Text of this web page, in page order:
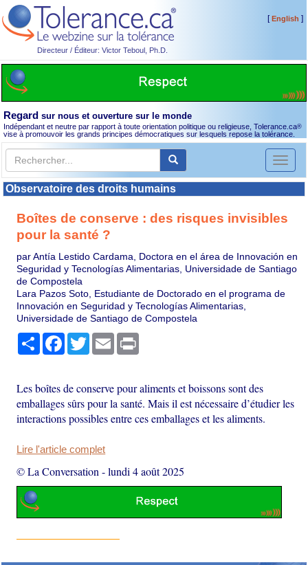
Directeur / Éditeur: Victor Teboul, Ph.D.
[English ]
Regard sur nous et ouverture sur le monde
Indépendant et neutre par rapport à toute orientation politique ou religieuse, Tolerance.ca®
vise à promouvoir les grands principes démocratiques sur lesquels repose la tolérance.
Toggle
Observatoire des droits humains
Boîtes de conserve : des risques invisibles
pour la santé ?
par Antía Lestido Cardama, Doctora en el área de Innovación en
Seguridad y Tecnologías Alimentarias, Universidade de Santiago
de Compostela
Lara Pazos Soto, Estudiante de Doctorado en el programa de
Innovación en Seguridad y Tecnologías Alimentarias,
Universidade de Santiago de Compostela
PartagerFacebook
TwitterEmail
Les boîtes de conserve pour aliments et boissons sont des
emballages sûrs pour la santé. Mais il est nécessaire d’étudier les
interactions possibles entre ces emballages et les aliments.
Lire l'article complet
© La Conversation -lundi 4 août 2025